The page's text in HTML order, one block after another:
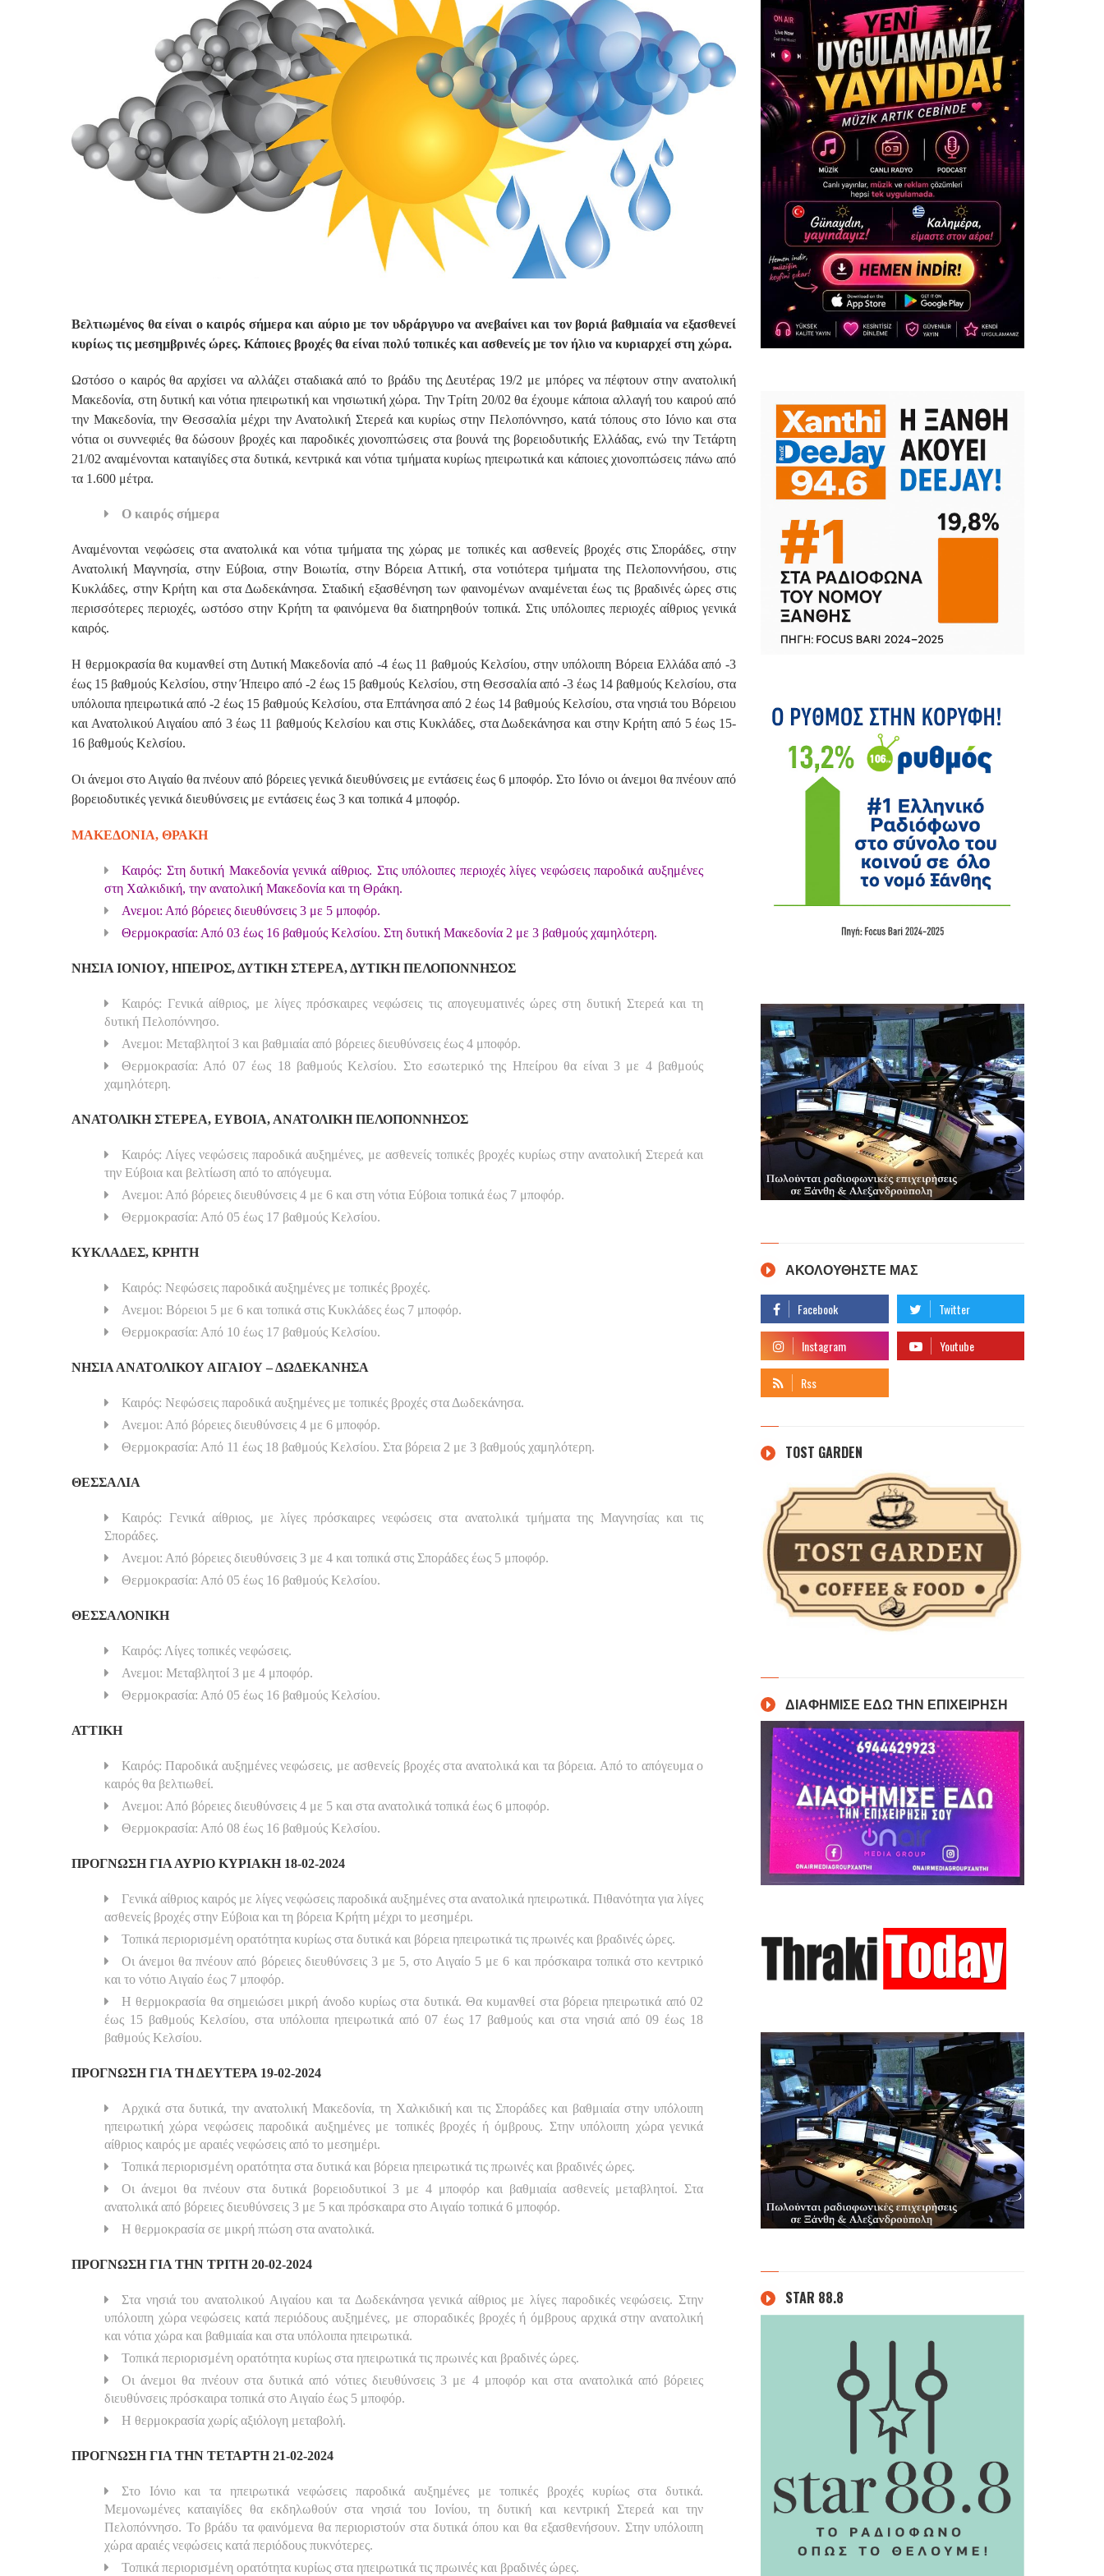
Βελτιωμένος θα είναι ο καιρός σήμερα και αύριο με τον υδράργυρο να ανεβαίνει και τον βοριά βαθμιαία να εξασθενεί
κυρίως τις μεσημβρινές ώρες. Κάποιες βροχές θα είναι πολύ τοπικές και ασθενείς με τον ήλιο να κυριαρχεί στη χώρα.
Ωστόσο ο καιρός θα αρχίσει να αλλάζει σταδιακά από το βράδυ της Δευτέρας 19/2 με μπόρες να πέφτουν στην ανατολική
Μακεδονία, στη δυτική και νότια ηπειρωτική και νησιωτική χώρα. Την Τρίτη 20/02 θα έχουμε κάποια αλλαγή του καιρού από
την Μακεδονία, την Θεσσαλία μέχρι την Ανατολική Στερεά και κυρίως στην Πελοπόννησο, κατά τόπους στο Ιόνιο και στα
νότια οι συννεφιές θα δώσουν βροχές και παροδικές χιονοπτώσεις στα βουνά της βορειοδυτικής Ελλάδας, ενώ την Τετάρτη
21/02 αναμένονται καταιγίδες στα δυτικά, κεντρικά και νότια τμήματα κυρίως ηπειρωτικά και κάποιες χιονοπτώσεις πάνω από
τα 1.600 μέτρα.
Ο καιρός σήμερα
Αναμένονται νεφώσεις στα ανατολικά και νότια τμήματα της χώρας με τοπικές και ασθενείς βροχές στις Σποράδες, στην
Ανατολική Μαγνησία, στην Εύβοια, στην Βοιωτία, στην Βόρεια Αττική, στα νοτιότερα τμήματα της Πελοποννήσου, στις
Κυκλάδες, στην Κρήτη και στα Δωδεκάνησα. Σταδική εξασθένηση των φαινομένων αναμένεται έως τις βραδινές ώρες στις
περισσότερες περιοχές, ωστόσο στην Κρήτη τα φαινόμενα θα διατηρηθούν τοπικά. Στις υπόλοιπες περιοχές αίθριος γενικά
καιρός.
Η θερμοκρασία θα κυμανθεί στη Δυτική Μακεδονία από -4 έως 11 βαθμούς Κελσίου, στην υπόλοιπη Βόρεια Ελλάδα από -3
έως 15 βαθμούς Κελσίου, στην Ήπειρο από -2 έως 15 βαθμούς Κελσίου, στη Θεσσαλία από -3 έως 14 βαθμούς Κελσίου, στα
υπόλοιπα ηπειρωτικά από -2 έως 15 βαθμούς Κελσίου, στα Επτάνησα από 2 έως 14 βαθμούς Κελσίου, στα νησιά του Βόρειου
και Ανατολικού Αιγαίου από 3 έως 11 βαθμούς Κελσίου και στις Κυκλάδες, στα Δωδεκάνησα και στην Κρήτη από 5 έως 15-
16 βαθμούς Κελσίου.
Οι άνεμοι στο Αιγαίο θα πνέουν από βόρειες γενικά διευθύνσεις με εντάσεις έως 6 μποφόρ. Στο Ιόνιο οι άνεμοι θα πνέουν από
βορειοδυτικές γενικά διευθύνσεις με εντάσεις έως 3 και τοπικά 4 μποφόρ.
ΜΑΚΕΔΟΝΙΑ, ΘΡΑΚΗ
Καιρός: Στη δυτική Μακεδονία γενικά αίθριος. Στις υπόλοιπες περιοχές λίγες νεφώσεις παροδικά αυξημένες
στη Χαλκιδική, την ανατολική Μακεδονία και τη Θράκη.
Ανεμοι: Από βόρειες διευθύνσεις 3 με 5 μποφόρ.
Θερμοκρασία: Από 03 έως 16 βαθμούς Κελσίου. Στη δυτική Μακεδονία 2 με 3 βαθμούς χαμηλότερη.
ΝΗΣΙΑ ΙΟΝΙΟΥ, ΗΠΕΙΡΟΣ, ΔΥΤΙΚΗ ΣΤΕΡΕΑ, ΔΥΤΙΚΗ ΠΕΛΟΠΟΝΝΗΣΟΣ
Καιρός: Γενικά αίθριος, με λίγες πρόσκαιρες νεφώσεις τις απογευματινές ώρες στη δυτική Στερεά και τη
δυτική Πελοπόννησο.
Ανεμοι: Μεταβλητοί 3 και βαθμιαία από βόρειες διευθύνσεις έως 4 μποφόρ.
Θερμοκρασία: Από 07 έως 18 βαθμούς Κελσίου. Στο εσωτερικό της Ηπείρου θα είναι 3 με 4 βαθμούς
χαμηλότερη.
ΑΝΑΤΟΛΙΚΗ ΣΤΕΡΕΑ, ΕΥΒΟΙΑ, ΑΝΑΤΟΛΙΚΗ ΠΕΛΟΠΟΝΝΗΣΟΣ
Καιρός: Λίγες νεφώσεις παροδικά αυξημένες, με ασθενείς τοπικές βροχές κυρίως στην ανατολική Στερεά και
την Εύβοια και βελτίωση από το απόγευμα.
Ανεμοι: Από βόρειες διευθύνσεις 4 με 6 και στη νότια Εύβοια τοπικά έως 7 μποφόρ.
Θερμοκρασία: Από 05 έως 17 βαθμούς Κελσίου.
ΚΥΚΛΑΔΕΣ, ΚΡΗΤΗ
Καιρός: Νεφώσεις παροδικά αυξημένες με τοπικές βροχές.
Ανεμοι: Βόρειοι 5 με 6 και τοπικά στις Κυκλάδες έως 7 μποφόρ.
Θερμοκρασία: Από 10 έως 17 βαθμούς Κελσίου.
ΝΗΣΙΑ ΑΝΑΤΟΛΙΚΟΥ ΑΙΓΑΙΟΥ – ΔΩΔΕΚΑΝΗΣΑ
Καιρός: Νεφώσεις παροδικά αυξημένες με τοπικές βροχές στα Δωδεκάνησα.
Ανεμοι: Από βόρειες διευθύνσεις 4 με 6 μποφόρ.
Θερμοκρασία: Από 11 έως 18 βαθμούς Κελσίου. Στα βόρεια 2 με 3 βαθμούς χαμηλότερη.
ΘΕΣΣΑΛΙΑ
Καιρός: Γενικά αίθριος, με λίγες πρόσκαιρες νεφώσεις στα ανατολικά τμήματα της Μαγνησίας και τις
Σποράδες.
Ανεμοι: Από βόρειες διευθύνσεις 3 με 4 και τοπικά στις Σποράδες έως 5 μποφόρ.
Θερμοκρασία: Από 05 έως 16 βαθμούς Κελσίου.
ΘΕΣΣΑΛΟΝΙΚΗ
Καιρός: Λίγες τοπικές νεφώσεις.
Ανεμοι: Μεταβλητοί 3 με 4 μποφόρ.
Θερμοκρασία: Από 05 έως 16 βαθμούς Κελσίου.
ΑΤΤΙΚΗ
Καιρός: Παροδικά αυξημένες νεφώσεις, με ασθενείς βροχές στα ανατολικά και τα βόρεια. Από το απόγευμα ο
καιρός θα βελτιωθεί.
Ανεμοι: Από βόρειες διευθύνσεις 4 με 5 και στα ανατολικά τοπικά έως 6 μποφόρ.
Θερμοκρασία: Από 08 έως 16 βαθμούς Κελσίου.
ΠΡΟΓΝΩΣΗ ΓΙΑ ΑΥΡΙΟ ΚΥΡΙΑΚΗ 18-02-2024
Γενικά αίθριος καιρός με λίγες νεφώσεις παροδικά αυξημένες στα ανατολικά ηπειρωτικά. Πιθανότητα για λίγες
ασθενείς βροχές στην Εύβοια και τη βόρεια Κρήτη μέχρι το μεσημέρι.
Τοπικά περιορισμένη ορατότητα κυρίως στα δυτικά και βόρεια ηπειρωτικά τις πρωινές και βραδινές ώρες.
Οι άνεμοι θα πνέουν από βόρειες διευθύνσεις 3 με 5, στο Αιγαίο 5 με 6 και πρόσκαιρα τοπικά στο κεντρικό
και το νότιο Αιγαίο έως 7 μποφόρ.
Η θερμοκρασία θα σημειώσει μικρή άνοδο κυρίως στα δυτικά. Θα κυμανθεί στα βόρεια ηπειρωτικά από 02
έως 15 βαθμούς Κελσίου, στα υπόλοιπα ηπειρωτικά από 07 έως 17 βαθμούς και στα νησιά από 09 έως 18
βαθμούς Κελσίου.
ΠΡΟΓΝΩΣΗ ΓΙΑ ΤΗ ΔΕΥΤΕΡΑ 19-02-2024
Αρχικά στα δυτικά, την ανατολική Μακεδονία, τη Χαλκιδική και τις Σποράδες και βαθμιαία στην υπόλοιπη
ηπειρωτική χώρα νεφώσεις παροδικά αυξημένες με τοπικές βροχές ή όμβρους. Στην υπόλοιπη χώρα γενικά
αίθριος καιρός με αραιές νεφώσεις από το μεσημέρι.
Τοπικά περιορισμένη ορατότητα στα δυτικά και βόρεια ηπειρωτικά τις πρωινές και βραδινές ώρες.
Οι άνεμοι θα πνέουν στα δυτικά βορειοδυτικοί 3 με 4 μποφόρ και βαθμιαία ασθενείς μεταβλητοί. Στα
ανατολικά από βόρειες διευθύνσεις 3 με 5 και πρόσκαιρα στο Αιγαίο τοπικά 6 μποφόρ.
Η θερμοκρασία σε μικρή πτώση στα ανατολικά.
ΠΡΟΓΝΩΣΗ ΓΙΑ ΤΗΝ ΤΡΙΤΗ 20-02-2024
Στα νησιά του ανατολικού Αιγαίου και τα Δωδεκάνησα γενικά αίθριος με λίγες παροδικές νεφώσεις. Στην
υπόλοιπη χώρα νεφώσεις κατά περιόδους αυξημένες, με σποραδικές βροχές ή όμβρους αρχικά στην ανατολική
και νότια χώρα και βαθμιαία και στα υπόλοιπα ηπειρωτικά.
Τοπικά περιορισμένη ορατότητα κυρίως στα ηπειρωτικά τις πρωινές και βραδινές ώρες.
Οι άνεμοι θα πνέουν στα δυτικά από νότιες διευθύνσεις 3 με 4 μποφόρ και στα ανατολικά από βόρειες
διευθύνσεις πρόσκαιρα τοπικά στο Αιγαίο έως 5 μποφόρ.
Η θερμοκρασία χωρίς αξιόλογη μεταβολή.
ΠΡΟΓΝΩΣΗ ΓΙΑ ΤΗΝ ΤΕΤΑΡΤΗ 21-02-2024
Στo Ιόνιο και τα ηπειρωτικά νεφώσεις παροδικά αυξημένες με τοπικές βροχές κυρίως στα δυτικά.
Μεμονωμένες καταιγίδες θα εκδηλωθούν στα νησιά του Ιονίου, τη δυτική και κεντρική Στερεά και την
Πελοπόννησο. Το βράδυ τα φαινόμενα θα περιοριστούν στα δυτικά όπου και θα εξασθενήσουν. Στην υπόλοιπη
χώρα αραιές νεφώσεις κατά περιόδους πυκνότερες.
Τοπικά περιορισμένη ορατότητα κυρίως στα ηπειρωτικά τις πρωινές και βραδινές ώρες.
ΑΚΟΛΟΥΘΗΣΤΕ ΜΑΣ
TOST GARDEN
ΔΙΑΦΗΜΙΣΕ ΕΔΩ ΤΗΝ ΕΠΙΧΕΙΡΗΣΗ
STAR 88.8